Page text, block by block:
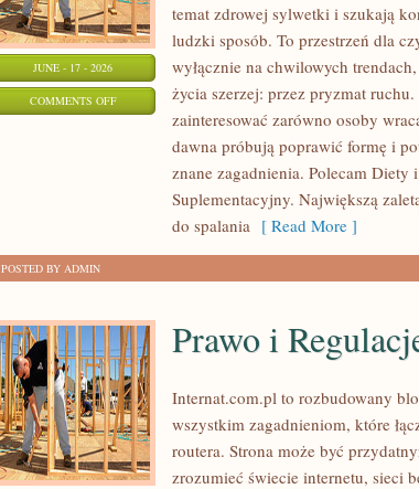
JUNE - 17 - 2026
COMMENTS OFFON
temat zdrowej sylwetki i szukają
ludzki sposób. To przestrzeń dla
wyłącznie na chwilowych
życia szerzej: przez pryzmat
zainteresować zarówno osoby
dawna próbują poprawić formę i
znane zagadnienia. Polecam
Suplementacyjny. Największą
do spalania [ Read More ]
POSTED BY ADMIN
Prawo i
Internat.com.pl to rozbudowany
wszystkim zagadnieniom, które
routera. Strona może być
zrozumieć świecie internetu, sieci